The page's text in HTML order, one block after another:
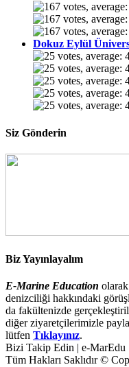
Dokuz Eylül
Siz Gönderin
Biz Yayınlayalım
E-Marine Education
denizciliği hakkındaki
da fakültenizde
diğer ziyaretçilerimizle
lütfen Tıklayınız.
Bizi Takip Edin | e-MarEdu
Tüm Hakları Saklıdır ©